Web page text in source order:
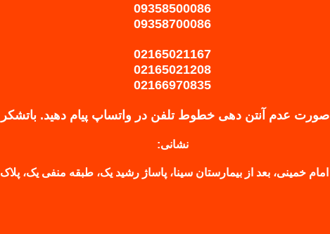
09358500086
09358700086
02165021167
02165021208
02166970835
عدم آنتن دهی خطوط تلفن در واتساپ پیام دهید.باتشکر
نشانی:
امام خمینی، بعد از بیمارستان سینا، پاساژ رشید یک، طبقه منفی یک، پلاک 11